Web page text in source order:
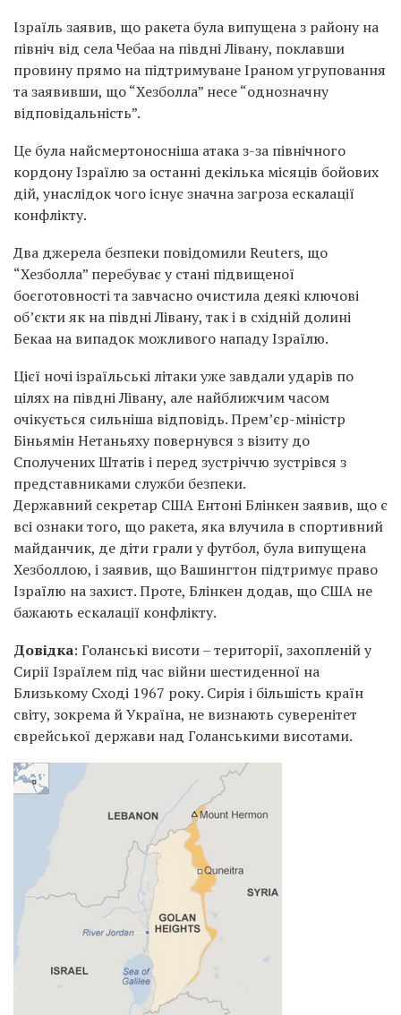
Ізраїль заявив, що ракета була випущена з району на
північ від села Чебаа на півдні Лівану, поклавши
провину прямо на підтримуване Іраном угруповання
та заявивши, що “Хезболла” несе “однозначну
відповідальність”.
Це була найсмертоносніша атака з-за північного
кордону Ізраїлю за останні декілька місяців бойових
дій, унаслідок чого існує значна загроза ескалації
конфлікту.
Два джерела безпеки повідомили Reuters, що
“Хезболла” перебуває у стані підвищеної
боєготовності та завчасно очистила деякі ключові
об’єкти як на півдні Лівану, так і в східній долині
Бекаа на випадок можливого нападу Ізраїлю.
Цієї ночі ізраїльські літаки уже завдали ударів по
цілях на півдні Лівану, але найближчим часом
очікується сильніша відповідь. Прем’єр-міністр
Біньямін Нетаньяху повернувся з візиту до
Сполучених Штатів і перед зустріччю зустрівся з
представниками служби безпеки.
Державний секретар США Ентоні Блінкен заявив, що є
всі ознаки того, що ракета, яка влучила в спортивний
майданчик, де діти грали у футбол, була випущена
Хезболлою, і заявив, що Вашингтон підтримує право
Ізраїлю на захист. Проте, Блінкен додав, що США не
бажають ескалації конфлікту.
Довідка: Голанські висоти – території, захопленій у
Сирії Ізраїлем під час війни шестиденної на
Близькому Сході 1967 року. Сирія і більшість країн
світу, зокрема й Україна, не визнають суверенітет
єврейської держави над Голанськими висотами.